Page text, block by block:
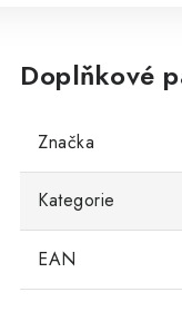
Doplňkové
Značka
Kategorie
EAN